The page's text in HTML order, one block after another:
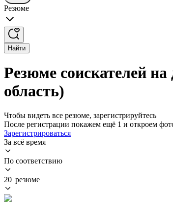
Резюме
Найти
Резюме соискателей
область)
Чтобы видеть все резюме, зарегистрируйтесь
После регистрации покажем ещё 1 и откроем
Зарегистрироваться
За всё время
По соответствию
20 резюме